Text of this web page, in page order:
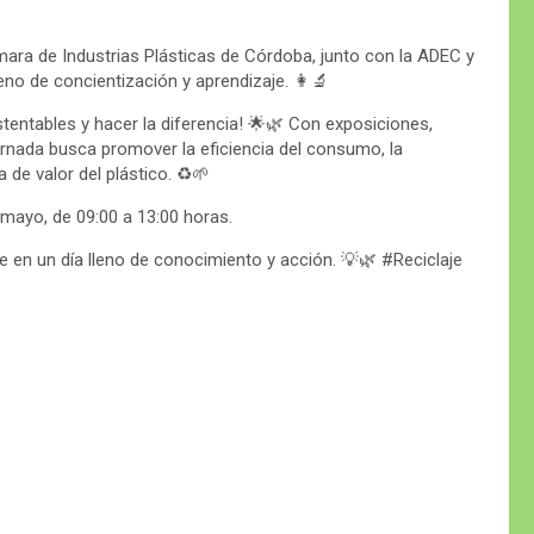
de Industrias Plásticas de Córdoba, junto con la ADEC y
de concientización y aprendizaje. 👩‍🔬
y hacer la diferencia! 🌟🌿 Con exposiciones,
busca promover la eficiencia del consumo, la
de valor del plástico. ♻️🌱
de 09:00 a 13:00 horas.
un día lleno de conocimiento y acción. 💡🌿 #Reciclaje